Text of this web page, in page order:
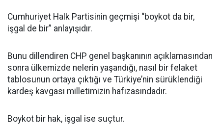
Cumhuriyet Halk Partisinin geçmişi “boykot da bir,
işgal de bir” anlayışıdır.
Bunu dillendiren CHP genel başkanının açıklamasından
sonra ülkemizde nelerin yaşandığı, nasıl bir felaket
tablosunun ortaya çıktığı ve Türkiye’nin sürüklendiği
kardeş kavgası milletimizin hafızasındadır.
Boykot bir hak, işgal ise suçtur.